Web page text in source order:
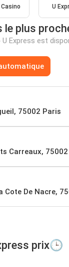
U
le plus
Express est
75002 Paris
Carreaux,
Cote De Nacre,
prix🕒